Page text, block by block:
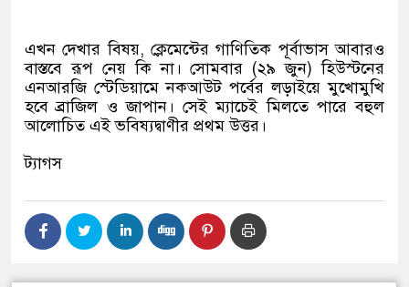
এখন দেখার বিষয়, ক্লেমেন্টের গাণিতিক পূর্বাভাস আবারও
বাস্তবে রূপ নেয় কি না। সোমবার (২৯ জুন) হিউস্টনের
এনআরজি স্টেডিয়ামে নকআউট পর্বের লড়াইয়ে মুখোমুখি
হবে ব্রাজিল ও জাপান। সেই ম্যাচেই মিলতে পারে বহুল
আলোচিত এই ভবিষ্যদ্বাণীর প্রথম উত্তর।
ট্যাগস